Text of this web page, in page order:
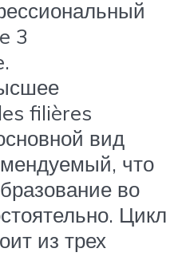
3
filières
вид
что
во
Цикл
из трех